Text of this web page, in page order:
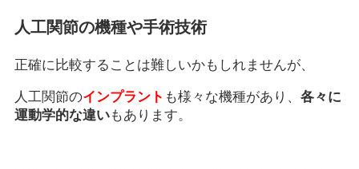
人工関節の機種や手術技術
正確に比較することは難しいかもしれませんが、
人工関節のインプラント も様々な機種があり、 各々に
運動学的な違いもあります。